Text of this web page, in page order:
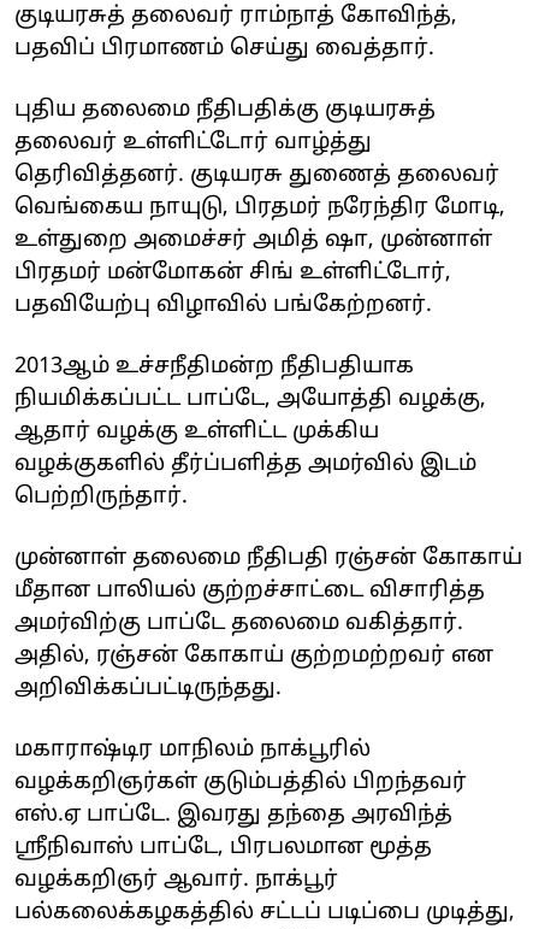
குடியரசுத் தலைவர் ராம்நாத் கோவிந்த்,
‌பதவிப் பிரமாணம் செய்து வைத்தார்.
புதிய தலைமை நீதிபதிக்கு குடியரசுத்
தலைவர் உள்ளிட்டோர் வாழ்த்து
தெரிவித்தனர். குடியரசு துணைத் தலைவர்
வெங்கைய நாயுடு, பிரதமர் நரேந்திர மோடி,
உள்துறை அமைச்சர் அமித் ஷா, முன்னாள்
பிரதமர் மன்மோகன் சிங் உள்ளிட்டோர்,
பதவியேற்பு விழாவில் பங்கேற்றனர்.
2013ஆம் உச்சநீதிமன்ற நீதிபதியாக
நியமிக்கப்பட்ட பாப்டே, அயோத்தி வழக்கு,
ஆதார் வழக்கு உள்ளிட்ட முக்கிய
வழக்குகளில் தீர்ப்பளித்த அமர்வில் இடம்
பெற்றிருந்தார்.
முன்னாள் தலைமை நீதிபதி ரஞ்சன் கோகாய்
மீதான பாலியல் குற்றச்சாட்டை விசாரித்த
அமர்விற்கு பாப்டே தலைமை வகித்தார்.
அதில், ரஞ்சன் கோகாய் குற்றமற்றவர் என
அறிவிக்கப்பட்டிருந்தது. ‌
மகாராஷ்டிர மாநிலம் நாக்பூரில்
வழக்கறிஞர்கள் குடும்பத்தில் பிறந்தவர்
எஸ்.ஏ பாப்டே‌. இவரது தந்தை அரவிந்த்
ஸ்ரீநிவாஸ் பாப்டே, பிரபலமான மூத்த
வழக்கறிஞர் ஆவார். நாக்பூர்
பல்கலைக்கழகத்தில் சட்டப் படிப்பை முடித்து,